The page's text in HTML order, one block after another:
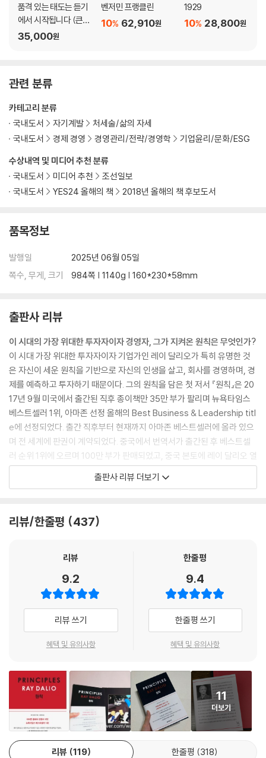
품격 있는 태도는 듣기
에서 시작됩니다 (큰글
자도서)
35,000원
벤저민 프랭클린
62,910원
10%
1929
28,800원
10%
관련 분류
수상내역 및 미디어 추천 분류
국내도서
미디어 추천
조선일보
국내도서
YES24 올해의 책 2018년 올해의 책 후보도서
카테고리 분류
국내도서
자기계발
처세술/삶의 자세
국내도서
경제 경영 경영관리/전략/경영학 기업윤리/문화/ESG
품목정보
발행일
2025년 06월 05일
쪽수, 무게, 크기
984쪽 | 1140g | 160*230*58mm
출판사 리뷰
이 시대의 가장 위대한 투자자이자 경영자, 그가 지켜온 원칙은 무엇인가?
이 시대 가장 위대한 투자자이자 기업가인 레이 달리오가 특히 유명한 것
은 자신이 세운 원칙을 기반으로 자신의 인생을 살고, 회사를 경영하며, 경
제를 예측하고 투자하기 때문이다. 그의 원칙을 담은 첫 저서 『원칙』은 20
17년 9월 미국에서 출간된 직후 종이책만 35만 부가 팔리며 뉴욕타임스
베스트셀러 1위, 아마존 선정 올해의 Best Business & Leadership titl
e에 선정되었다. 출간 직후부터 현재까지 아마존 베스트셀러에 올라 있으
며 전 세계에 판권이 계약되었다. 중국에서 번역서가 출간된 후 베스트셀
러 순위 1위에 오르며 100만 부가 판매되었고, 중국 본토에 레이 달리오 열
풍을 불러왔다.투자뿐 아니라 인생에 대한 혜안이 있는 투자자레이 달리
오는 ‘이코노미스트’라고 불릴 만큼 경제 흐름에 정통하여 해외에서 각종
도 하다. 전통 경제학으로는 설명할 수 없는 실제 경제 흐름을 일반 투자자
Machine Works)’이라는 동영상을 제작해 유튜브에 올려 40일 만에 50
였고, 평범하다 못해 존재감조차 미미한 학생이었다고 말한다. 학교 공부
는 전혀 좋아하지 않았고 단순 암기에 약했던 그가 이렇게 위대한 투자자
가 된 데에는 어떤 배경이 있었을까?
지구에서 가장 혁신적인, 그리고 원
칙이 지켜지는 기업브리지워터는 최근 몇 년 동안 지구에서 가장 혁신적
인 기업 가운데 하나라는 평가를 들어왔다. 레이 달리오는 회사 운영에 있
조직 문화도 달리오의 개인적 신념이 바탕이 되었다. 2005년부터 레이 달
리오는 직원들에게 ‘Principles(원칙)’이라는 제목의 자필 안내서를 배포
하고 필독하기를 권고했다. 이 글은 브리지워터 어소시에이츠가 집단 및
개인으로서 추구하는 가치관들을 심도 있게 설명한다. 이 원칙에서 중요한
것 중 하나는 투명성인데, 예를 들어 브리지워터에서는 모든 회의 및 업무
관련 대화 내용들을 녹화한다. 추후에 아무나 그 내용들을 다시 보고 들으
며 객관적인 관점에서 배울 수 있도록 기록체계를 갖춘 것이다. 레이 달리
출판사 리뷰 더보기
리뷰/한줄평 437
리뷰
9.2
리뷰 쓰기
혜택 및 유의사항
한줄평
9.4
한줄평 쓰기
혜택 및 유의사항
11
더보기
리뷰 119 한줄평 318